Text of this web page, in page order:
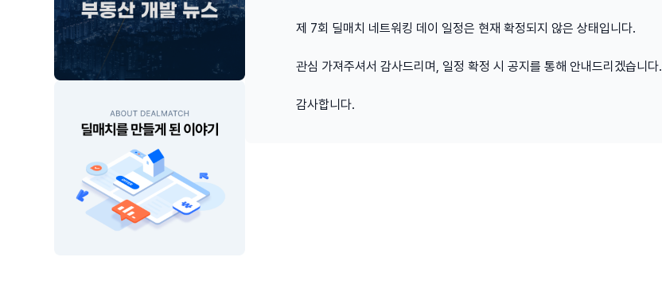
제 7회 딜매치 네트워킹 데이 일정은 현재 확정되지 않은 상태입니다.
관심 가져주셔서 감사드리며, 일정 확정 시 공지를 통해 안내드리겠습니다.
감사합니다.